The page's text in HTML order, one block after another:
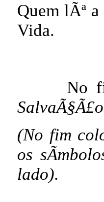
Quem lÃª
Vida.
No
(No fim
os
lado).